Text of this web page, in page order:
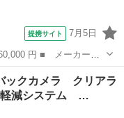
提携サイト 7月5日
ド名： カスタム
イミングチェーンエ
ックカメラ クリアラ
軽減システム …